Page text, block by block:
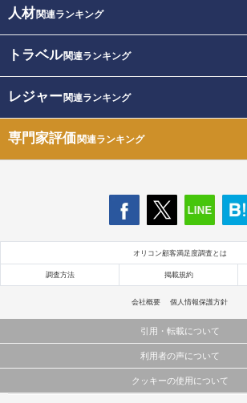
人材関連ランキング
トラベル関連ランキング
レジャー関連ランキング
専門家評価関連ランキング
オリコン顧客満足度調査とは
調査方法 掲載規約
会社概要 個人情報保護方針
引用・転載について
当サイトで公開されている情報（文字、写真、イラスト、画像デ
これらの情報を権利者の許可なく無断転載・複製などの二次利用
利用者の声について
当サイトに掲載している内容はすべてサービスの利用者が提出さ
クッキーの使用について